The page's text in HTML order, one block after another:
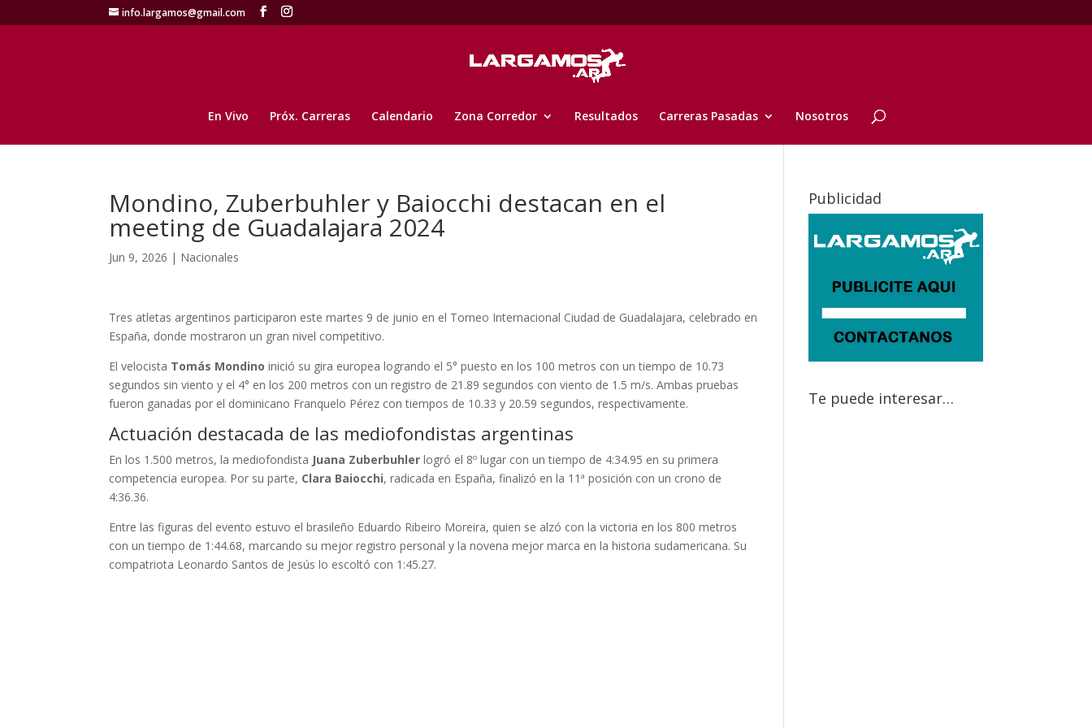
info.largamos@gmail.com
En Vivo Próx. Carreras Calendario Zona Corredor Resultados Carreras Pasadas Nosotros
Mondino, Zuberbuhler y Baiocchi destacan en el
meeting de Guadalajara 2024
Jun 9, 2026 | Nacionales
Tres atletas argentinos participaron este martes 9 de junio en el Torneo Internacional Ciudad de Guadalajara, celebrado en
España, donde mostraron un gran nivel competitivo.
El velocista Tomás Mondino inició su gira europea logrando el 5° puesto en los 100 metros con un tiempo de 10.73
segundos sin viento y el 4° en los 200 metros con un registro de 21.89 segundos con viento de 1.5 m/s. Ambas pruebas
fueron ganadas por el dominicano Franquelo Pérez con tiempos de 10.33 y 20.59 segundos, respectivamente.
Actuación destacada de las mediofondistas argentinas
En los 1.500 metros, la mediofondista Juana Zuberbuhler logró el 8º lugar con un tiempo de 4:34.95 en su primera
competencia europea. Por su parte, Clara Baiocchi, radicada en España, finalizó en la 11ª posición con un crono de
4:36.36.
Entre las figuras del evento estuvo el brasileño Eduardo Ribeiro Moreira, quien se alzó con la victoria en los 800 metros
con un tiempo de 1:44.68, marcando su mejor registro personal y la novena mejor marca en la historia sudamericana. Su
compatriota Leonardo Santos de Jesús lo escoltó con 1:45.27.
Publicidad
Te puede interesar…